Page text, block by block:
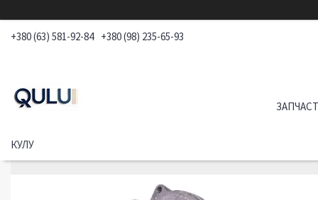
+380 (63) 581-92-84 +380 (98) 235-65-93
КУЛУ